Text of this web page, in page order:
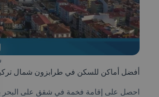
أفضل أماكن للسكن في طرابزون شمال
احصل على إقامة فخمة في شقق على البحر